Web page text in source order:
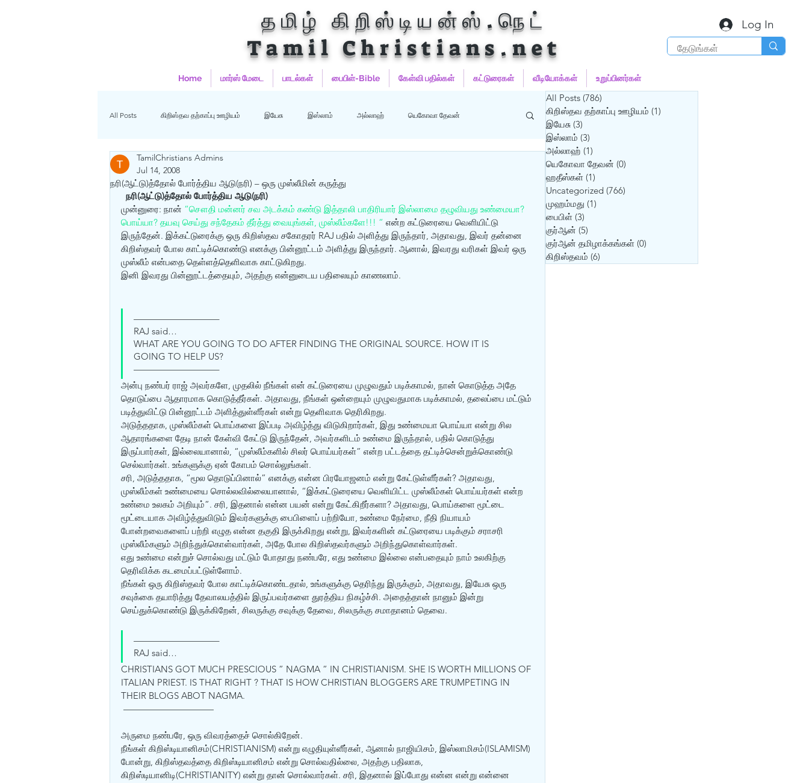
தமிழ் கிறிஸ்டியன்ஸ்.நெட்
Tamil Christians.net
Log In
Home மார்ஸ் மேடை பாடல்கள் பைபிள்-Bible கேள்வி பதில்கள் கட்டுரைகள் வீடியோக்கள் உறுப்பினர்கள்
All Posts கிறிஸ்தவ தற்காப்பு ஊழியம் இயேசு இஸ்லாம் அல்லாஹ் யெகோவா தேவன்
ஹதீஸ்கள் Uncategorized
கிறிஸ்தவம்
நரி(ஆட்டு)த்தோல் போர்த்திய ஆடு(நரி) – ஒரு முஸ்லீமின் கருத்து
TamilChristians Admins
Jul 14, 2008
நரி(ஆட்டு)த்தோல் போர்த்திய ஆடு(நரி)
முன்னுரை: நான் “சௌதி மன்னர் சவ அடக்கம் கண்டு இத்தாலி பாதிரியார் இஸ்லாமை தழுவியது உண்மையா?
பொய்யா? தயவு செய்து சந்தேகம் தீர்த்து வையுங்கள், முஸ்லீம்களே!!! “ என்ற கட்டுரையை வெளியிட்டு
இருந்தேன். இக்கட்டுரைக்கு ஒரு கிறிஸ்தவ சகோதரர் RAJ பதில் அளித்து இருந்தார், அதாவது, இவர் தன்னை
கிறிஸ்தவர் போல காட்டிக்கொண்டு எனக்கு பின்னூட்டம் அளித்து இருந்தார். ஆனால், இவரது வரிகள் இவர் ஒரு
முஸ்லீம் என்பதை தெள்ளத்தெளிவாக காட்டுகிறது.
இனி இவரது பின்னூட்டத்தையும், அதற்கு என்னுடைய பதிலையும் காணலாம்.
—————————–
RAJ said…
WHAT ARE YOU GOING TO DO AFTER FINDING THE ORIGINAL SOURCE. HOW IT IS
GOING TO HELP US?
—————————–
அன்பு நண்பர் ராஜ் அவர்களே, முதலில் நீங்கள் என் கட்டுரையை முழுவதும் படிக்காமல், நான் கொடுத்த அதே
தொடுப்பை ஆதாரமாக கொடுத்தீர்கள். அதாவது, நீங்கள் ஒன்றையும் முழுவதுமாக படிக்காமல், தலைப்பை மட்டும்
படித்துவிட்டு பின்னூட்டம் அளித்துள்ளீர்கள் என்று தெளிவாக தெரிகிறது.
அடுத்ததாக, முஸ்லீம்கள் பொய்களை இப்படி அவிழ்த்து விடுகிறார்கள், இது உண்மையா பொய்யா என்று சில
ஆதாரங்களை தேடி நான் கேள்வி கேட்டு இருந்தேன், அவர்களிடம் உண்மை இருந்தால், பதில் கொடுத்து
இருப்பார்கள், இல்லையானால், “முஸ்லீம்களில் சிலர் பொய்யர்கள்” என்ற பட்டத்தை தட்டிச்சென்றுக்கொண்டு
செல்வார்கள். உங்களுக்கு ஏன் கோபம் சொல்லுங்கள்.
சரி, அடுத்ததாக, “மூல தொடுப்பினால்” எனக்கு என்ன பிரயோஜனம் என்று கேட்டுள்ளீர்கள்? அதாவது,
முஸ்லீம்கள் உண்மையை சொல்லவில்லையானால், “இக்கட்டுரையை வெளியிட்ட முஸ்லீம்கள் பொய்யர்கள் என்ற
உண்மை உலகம் அறியும்”. சரி, இதனால் என்ன பயன் என்று கேட்கிறீர்களா? அதாவது, பொய்களை மூட்டை
மூட்டையாக அவிழ்த்துவிடும் இவர்களுக்கு பைபிளைப் பற்றியோ, உண்மை நேர்மை, நீதி நியாயம்
போன்றவைகளைப் பற்றி எழுத‌ என்ன தகுதி இருக்கிறது என்று, இவர்களின் கட்டுரையை படிக்கும் சராசரி
முஸ்லீம்களும் அறிந்துக்கொள்வார்கள், அதே போல கிறிஸ்தவர்களும் அறிந்துகொள்வார்கள்.
எது உண்மை என்றுச் சொல்வது மட்டும் போதாது நண்பரே, எது உண்மை இல்லை என்பதையும் நாம் உலகிற்கு
தெரிவிக்க கடமைப்பட்டுள்ளோம்.
நீங்கள் ஒரு கிறிஸ்தவர் போல காட்டிக்கொண்டதால், உங்களுக்கு தெரிந்து இருக்கும், அதாவது, இயேசு ஒரு
சவுக்கை தயாரித்து தேவாலயத்தில் இருப்பவர்களை துரத்திய நிகழ்ச்சி. அதைத்தான் நானும் இன்று
செய்துக்கொண்டு இருக்கிறேன், சிலருக்கு சவுக்கு தேவை, சிலருக்கு சமாதானம் தெவை.
—————————–
RAJ said…
CHRISTIANS GOT MUCH PRESCIOUS ” NAGMA ” IN CHRISTIANISM. SHE IS WORTH MILLIONS OF
ITALIAN PRIEST. IS THAT RIGHT ? THAT IS HOW CHRISTIAN BLOGGERS ARE TRUMPETING IN
THEIR BLOGS ABOT NAGMA.
——————————
அருமை நண்பரே, ஒரு விவரத்தைச் சொல்கிறேன்.
நீங்கள் கிறிஸ்டியானிசம்(CHRISTIANISM) என்று எழுதியுள்ளீர்கள், ஆனால் நாஜியிசம், இஸ்லாமிசம்(ISLAMISM)
போன்று, கிறிஸ்தவத்தை கிறிஸ்டியானிசம் என்று சொல்வதில்லை, அதற்கு பதிலாக,
கிறிஸ்டியானிடி(CHRISTIANITY) என்று தான் சொல்வார்கள். சரி, இதனால் இப்போது என்ன என்று என்னை
All Posts (786)
கிறிஸ்தவ தற்காப்பு ஊழியம் (1)
இயேசு (3)
இஸ்லாம் (3)
அல்லாஹ் (1)
யெகோவா தேவன் (0)
ஹதீஸ்கள் (1)
Uncategorized (766)
முஹம்மது (1)
பைபிள் (3)
குர்‍ஆன் (5)
குர்‍ஆன் தமிழாக்கங்கள் (0)
கிறிஸ்தவம் (6)